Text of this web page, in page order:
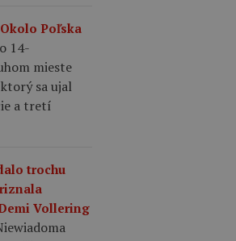
Poľska
14-
mieste
sa ujal
a tretí
trochu
Vollering